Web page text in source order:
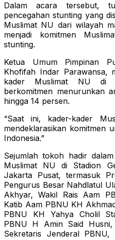
Dalam acara tersebut,
pencegahan stunting yang
Muslimat NU dari wilayah
menjadi komitmen
stunting.
Ketua Umum Pimpinan
Khofifah Indar Parawansa,
kader Muslimat NU di
berkomitmen menurunkan
hingga 14 persen.
“Saat ini, kader-kader
mendeklarasikan komitmen
Indonesia.”
Sejumlah tokoh hadir
Muslimat NU di Stadion
Jakarta Pusat, termasuk
Pengurus Besar Nahdlatul
Akhyar, Wakil Rais Aam
Katib Aam PBNU KH
PBNU KH Yahya Cholil
PBNU H Amin Said
Sekretaris Jenderal